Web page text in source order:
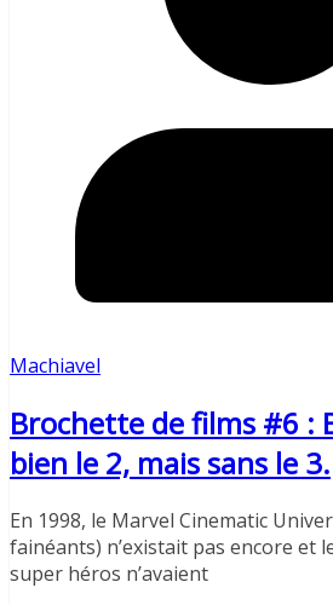
Machiavel
Brochette de films #6 :
bien le 2, mais sans le 3.
En 1998, le Marvel Cinematic
fainéants) n’existait pas encore et
super héros n’avaient